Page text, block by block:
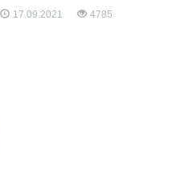
baş rol ifaçılarından Nur Sürerin
yeni ailə həyatı quran qızı ilə
17.09.2021 4785